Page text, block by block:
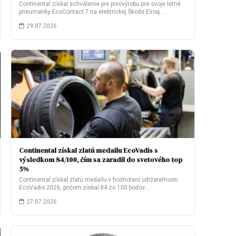
Continental získal schválenie pre prvovýrobu pre svoje letné
pneumatiky EcoContact 7 na elektrickej Škode Elroq.…
29.07.2026
Continental získal zlatú medailu EcoVadis s
výsledkom 84/100, čím sa zaradil do svetového top
5%
Continental získal zlatú medailu v hodnotení udržateľnosti
EcoVadis 2026, pričom získal 84 zo 100 bodov…
27.07.2026